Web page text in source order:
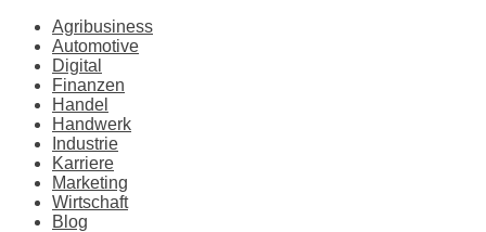
Agribusiness
Automotive
Digital
Finanzen
Handel
Handwerk
Industrie
Karriere
Marketing
Wirtschaft
Blog